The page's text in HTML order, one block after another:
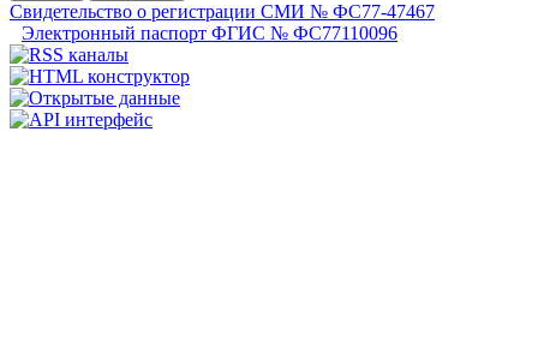
Свидетельство о регистрации СМИ № ФС77-47467
Электронный паспорт ФГИС № ФС77110096